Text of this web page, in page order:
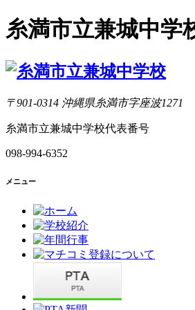
糸満市立兼城中
〒901-0314 沖縄県糸満市字座波1271
糸満市立兼城中学校代表番号
098-994-6352
メニュー